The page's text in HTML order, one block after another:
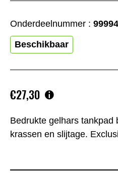
Bedrukte gelhars tankpad
krassen en slijtage.
€27,30
Onderdeelnummer :
Beschikbaar